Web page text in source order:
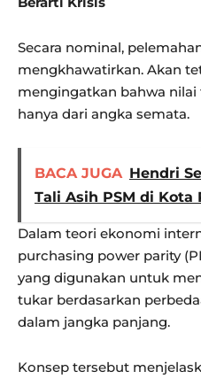
Secara nominal,
mengkhawatirkan. Akan
mengingatkan bahwa
hanya dari angka semata.
BACA JUGA Hendri
Tali Asih PSM di Kota
Dalam teori ekonomi
purchasing power parity
yang digunakan untuk
tukar berdasarkan
dalam jangka panjang.
Konsep tersebut